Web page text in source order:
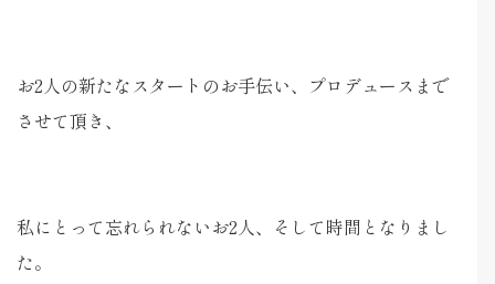
お2人の新たなスタートのお手伝い、プロデュースまで
させて頂き、
私にとって忘れられないお2人、そして時間となりまし
た。